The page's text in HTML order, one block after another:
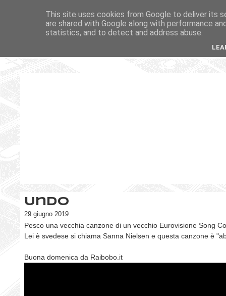
Undo
29 giugno 2019
Pesco una vecchia canzone di un vecchio Eurovisione Song
Lei è svedese si chiama Sanna Nielsen e questa canzone è
Buona domenica da Raibobo.it
This site uses cookies from Google to deliver its
are shared with Google along with performance
statistics, and to detect and address abuse.